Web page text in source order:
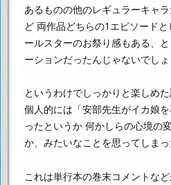
あるものの他のレギュラーキャ
ど 両作品どちらの1エピソード
ールスターのお祭り感もある、と
ーションだったんじゃないでしょ
というわけでしっかりと楽しめ
個人的には「安部先生がイカ娘
ったというか 何かしらの心境の
か、みたいなことを思ってしまっ
これは単行本の巻末コメントな